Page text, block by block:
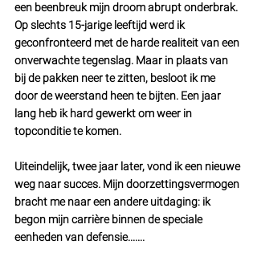
een beenbreuk mijn droom abrupt onderbrak.
Op slechts 15-jarige leeftijd werd ik
geconfronteerd met de harde realiteit van een
onverwachte tegenslag. Maar in plaats van
bij de pakken neer te zitten, besloot ik me
door de weerstand heen te bijten. Een jaar
lang heb ik hard gewerkt om weer in
topconditie te komen.
Uiteindelijk, twee jaar later, vond ik een nieuwe
weg naar succes. Mijn doorzettingsvermogen
bracht me naar een andere uitdaging: ik
begon mijn carrière binnen de speciale
eenheden van defensie.......